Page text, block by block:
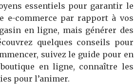
essentiels pour garantir le
e-commerce par rapport à vos
en ligne, mais générer des
quelques conseils pour
suivez le guide pour en
en ligne, connaître les
pour l’animer.